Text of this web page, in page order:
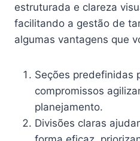
estruturada e clareza
facilitando a gestão de
algumas vantagens que
Seções predefinidas
compromissos
planejamento.
Divisões claras